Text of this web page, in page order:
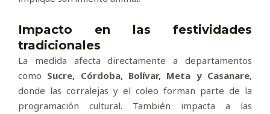
Impacto en las festividades
tradicionales
La medida afecta directamente a departamentos
como Sucre, Córdoba, Bolívar, Meta y Casanare,
donde las corralejas y el coleo forman parte de la
programación cultural. También impacta a las